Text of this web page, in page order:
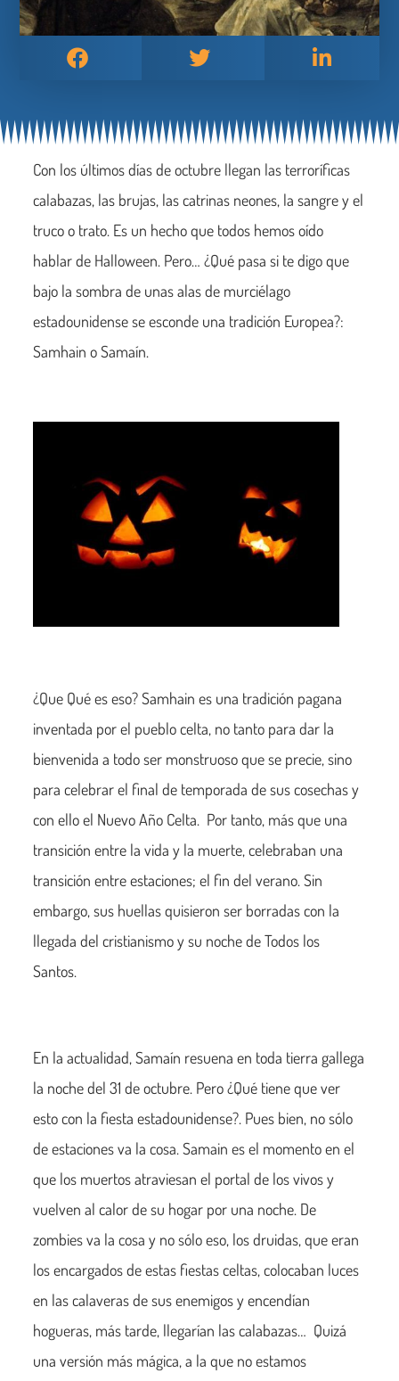
Con los últimos días de octubre llegan las terroríficas
calabazas, las brujas, las catrinas neones, la sangre y el
truco o trato. Es un hecho que todos hemos oído
hablar de Halloween. Pero… ¿Qué pasa si te digo que
bajo la sombra de unas alas de murciélago
estadounidense se esconde una tradición Europea?:
Samhain o Samaín.
¿Que Qué es eso? Samhain es una tradición pagana
inventada por el pueblo celta, no tanto para dar la
bienvenida a todo ser monstruoso que se precie, sino
para celebrar el final de temporada de sus cosechas y
con ello el Nuevo Año Celta. Por tanto, más que una
transición entre la vida y la muerte, celebraban una
transición entre estaciones; el fin del verano. Sin
embargo, sus huellas quisieron ser borradas con la
llegada del cristianismo y su noche de Todos los
Santos.
En la actualidad, Samaín resuena en toda tierra gallega
la noche del 31 de octubre. Pero ¿Qué tiene que ver
esto con la fiesta estadounidense?. Pues bien, no sólo
de estaciones va la cosa. Samain es el momento en el
que los muertos atraviesan el portal de los vivos y
vuelven al calor de su hogar por una noche. De
zombies va la cosa y no sólo eso, los druidas, que eran
los encargados de estas fiestas celtas, colocaban luces
en las calaveras de sus enemigos y encendían
hogueras, más tarde, llegarían las calabazas… Quizá
una versión más mágica, a la que no estamos